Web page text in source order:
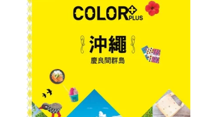
居家生活
女裝 化妝保養
日本購物 電子/紙本書